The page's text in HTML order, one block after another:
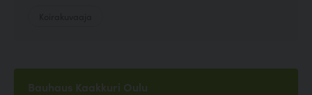
Bauhaus Kaakkuri Oulu